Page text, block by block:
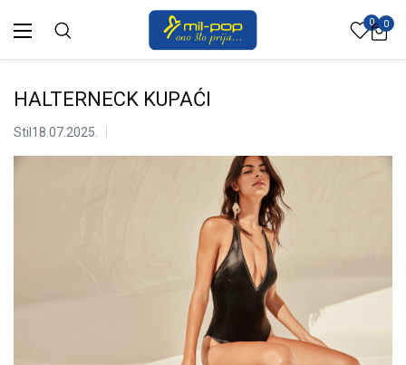
0 0
HALTERNECK KUPAĆI
Stil 18.07.2025.